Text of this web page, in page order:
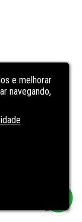
e melhorar
navegando,